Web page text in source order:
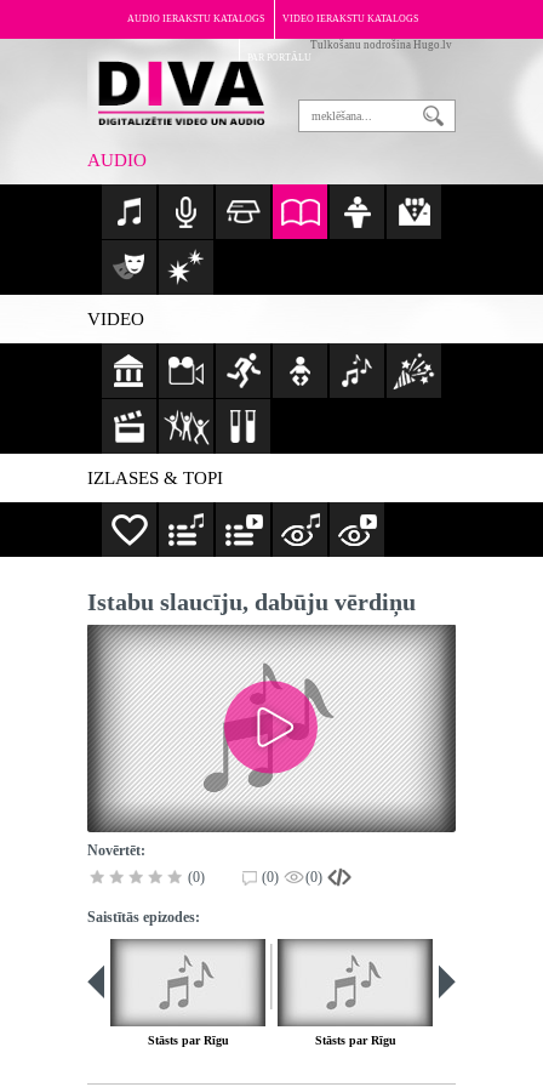
AUDIO IERAKSTU KATALOGS VIDEO IERAKSTU KATALOGS
PAR PORTĀLU
Tulkošanu nodrošina Hugo.lv
AUDIO
VIDEO
IZLASES & TOPI
Istabu slaucīju, dabūju vērdiņu
Novērtēt:
(0)
(0) (0)
Saistītās epizodes:
Stāsts par Rīgu Stāsts par Rīgu